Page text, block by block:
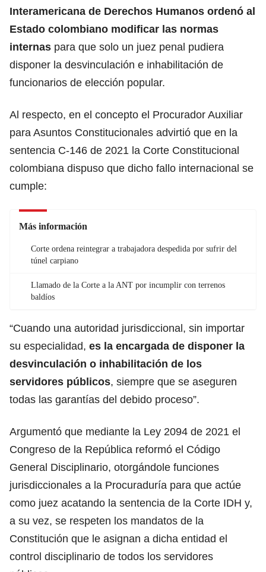
Interamericana de Derechos Humanos ordenó al
Estado colombiano modificar las normas
internas para que solo un juez penal pudiera
disponer la desvinculación e inhabilitación de
funcionarios de elección popular.
Al respecto, en el concepto el Procurador Auxiliar
para Asuntos Constitucionales advirtió que en la
sentencia C-146 de 2021 la Corte Constitucional
colombiana dispuso que dicho fallo internacional se
cumple:
Más información
Corte ordena reintegrar a trabajadora despedida por sufrir del
túnel carpiano
Llamado de la Corte a la ANT por incumplir con terrenos
baldíos
“Cuando una autoridad jurisdiccional, sin importar
su especialidad, es la encargada de disponer la
desvinculación o inhabilitación de los
servidores públicos, siempre que se aseguren
todas las garantías del debido proceso”.
Argumentó que mediante la Ley 2094 de 2021 el
Congreso de la República reformó el Código
General Disciplinario, otorgándole funciones
jurisdiccionales a la Procuraduría para que actúe
como juez acatando la sentencia de la Corte IDH y,
a su vez, se respeten los mandatos de la
Constitución que le asignan a dicha entidad el
control disciplinario de todos los servidores